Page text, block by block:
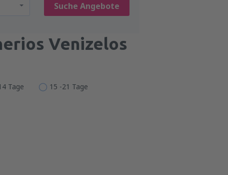
Suche Angebote
Venizelos
Tage 15 -21 Tage